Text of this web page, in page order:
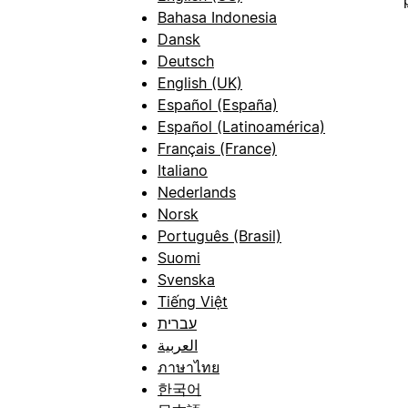
Bahasa Indonesia
Dansk
Deutsch
English (UK)
Español (España)
Español (Latinoamérica)
Français (France)
Italiano
Nederlands
Norsk
Português (Brasil)
Suomi
Svenska
Tiếng Việt
עברית
العربية
ภาษาไทย
한국어